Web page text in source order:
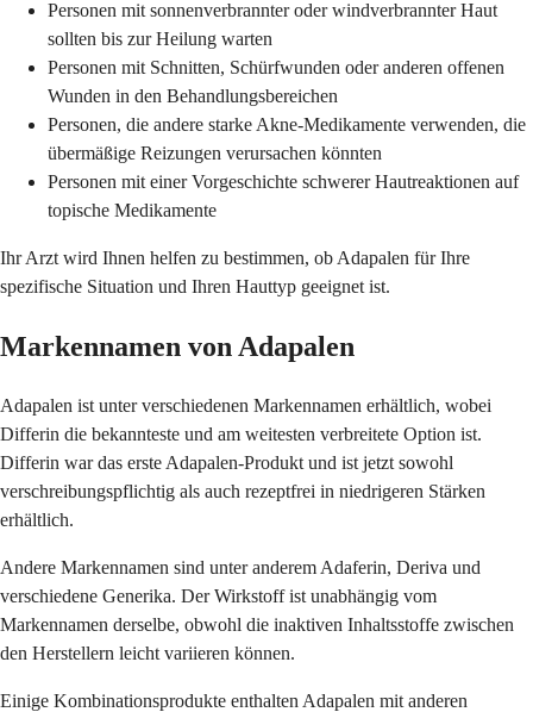
Personen mit sonnenverbrannter oder windverbrannter Haut
sollten bis zur Heilung warten
Personen mit Schnitten, Schürfwunden oder anderen offenen
Wunden in den Behandlungsbereichen
Personen, die andere starke Akne-Medikamente verwenden, die
übermäßige Reizungen verursachen könnten
Personen mit einer Vorgeschichte schwerer Hautreaktionen auf
topische Medikamente
Ihr Arzt wird Ihnen helfen zu bestimmen, ob Adapalen für Ihre
spezifische Situation und Ihren Hauttyp geeignet ist.
Markennamen von Adapalen
Adapalen ist unter verschiedenen Markennamen erhältlich, wobei
Differin die bekannteste und am weitesten verbreitete Option ist.
Differin war das erste Adapalen-Produkt und ist jetzt sowohl
verschreibungspflichtig als auch rezeptfrei in niedrigeren Stärken
erhältlich.
Andere Markennamen sind unter anderem Adaferin, Deriva und
verschiedene Generika. Der Wirkstoff ist unabhängig vom
Markennamen derselbe, obwohl die inaktiven Inhaltsstoffe zwischen
den Herstellern leicht variieren können.
Einige Kombinationsprodukte enthalten Adapalen mit anderen